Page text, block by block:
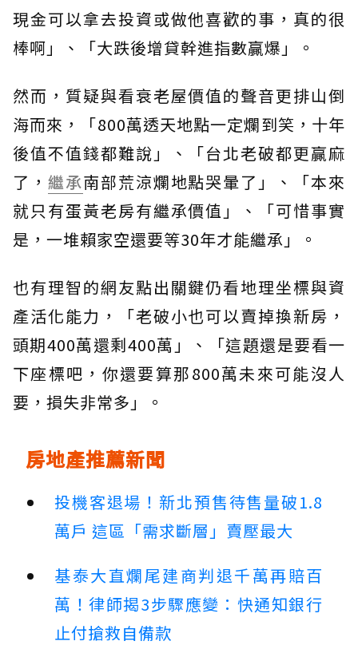
現金可以拿去投資或做他喜歡的事，真的很
棒啊」、「大跌後增貸幹進指數贏爆」。
然而，質疑與看衰老屋價值的聲音更排山倒
海而來，「800萬透天地點一定爛到笑，十年
後值不值錢都難說」、「台北老破都更贏麻
了， 繼承南部荒涼爛地點哭暈了」、「本來
就只有蛋黃老房有繼承價值」、「可惜事實
是，一堆賴家空還要等30年才能繼承」。
也有理智的網友點出關鍵仍看地理坐標與資
產活化能力，「老破小也可以賣掉換新房，
頭期400萬還剩400萬」、「這題還是要看一
下座標吧，你還要算那800萬未來可能沒人
要，損失非常多」。
房地產推薦新聞
投機客退場！新北預售待售量破1.8
萬戶 這區「需求斷層」賣壓最大
基泰大直爛尾建商判退千萬再賠百
萬！律師揭3步驟應變：快通知銀行
止付搶救自備款